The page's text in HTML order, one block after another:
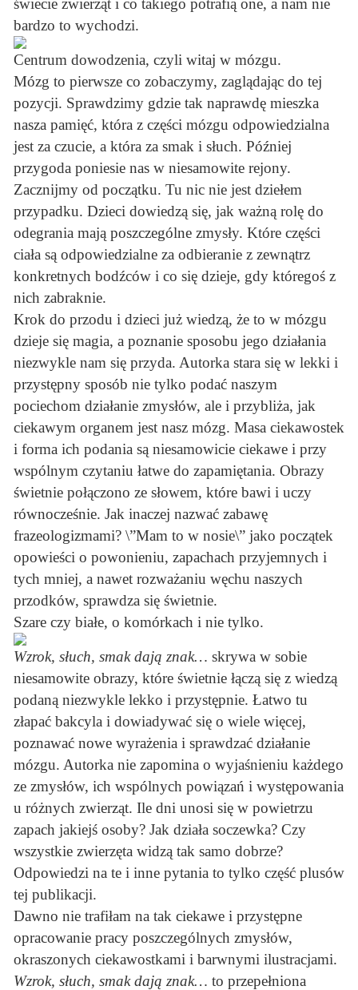
bardzo to wychodzi.
Centrum dowodzenia, czyli witaj w mózgu.
Mózg to pierwsze co zobaczymy, zaglądając do tej
pozycji. Sprawdzimy gdzie tak naprawdę mieszka
nasza pamięć, która z części mózgu odpowiedzialna
jest za czucie, a która za smak i słuch. Później
przygoda poniesie nas w niesamowite rejony.
Zacznijmy od początku. Tu nic nie jest dziełem
przypadku. Dzieci dowiedzą się, jak ważną rolę do
odegrania mają poszczególne zmysły. Które części
ciała są odpowiedzialne za odbieranie z zewnątrz
konkretnych bodźców i co się dzieje, gdy któregoś z
nich zabraknie.
Krok do przodu i dzieci już wiedzą, że to w mózgu
dzieje się magia, a poznanie sposobu jego działania
niezwykle nam się przyda. Autorka stara się w lekki i
przystępny sposób nie tylko podać naszym
pociechom działanie zmysłów, ale i przybliża, jak
ciekawym organem jest nasz mózg. Masa ciekawostek
i forma ich podania są niesamowicie ciekawe i przy
wspólnym czytaniu łatwe do zapamiętania. Obrazy
świetnie połączono ze słowem, które bawi i uczy
równocześnie. Jak inaczej nazwać zabawę
frazeologizmami? \”Mam to w nosie\” jako początek
opowieści o powonieniu, zapachach przyjemnych i
tych mniej, a nawet rozważaniu węchu naszych
przodków, sprawdza się świetnie.
Szare czy białe, o komórkach i nie tylko.
Wzrok, słuch, smak dają znak… skrywa w sobie
niesamowite obrazy, które świetnie łączą się z wiedzą
podaną niezwykle lekko i przystępnie. Łatwo tu
złapać bakcyla i dowiadywać się o wiele więcej,
poznawać nowe wyrażenia i sprawdzać działanie
mózgu. Autorka nie zapomina o wyjaśnieniu każdego
ze zmysłów, ich wspólnych powiązań i występowania
u różnych zwierząt. Ile dni unosi się w powietrzu
zapach jakiejś osoby? Jak działa soczewka? Czy
wszystkie zwierzęta widzą tak samo dobrze?
Odpowiedzi na te i inne pytania to tylko część plusów
tej publikacji.
Dawno nie trafiłam na tak ciekawe i przystępne
opracowanie pracy poszczególnych zmysłów,
okraszonych ciekawostkami i barwnymi ilustracjami.
Wzrok, słuch, smak dają znak… to przepełniona